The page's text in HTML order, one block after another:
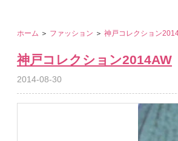
ホーム ＞ ファッション ＞ 神戸コレクション
神戸コレクション2014AW
2014-08-30